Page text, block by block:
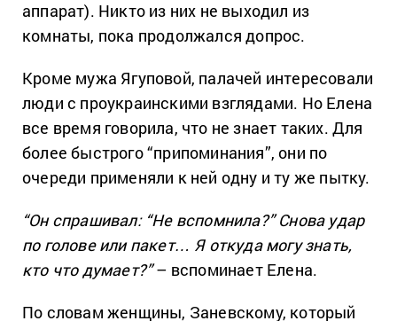
аппарат). Никто из них не выходил из
комнаты, пока продолжался допрос.
Кроме мужа Ягуповой, палачей интересовали
люди с проукраинскими взглядами. Но Елена
все время говорила, что не знает таких. Для
более быстрого “припоминания”, они по
очереди применяли к ней одну и ту же пытку.
“Он спрашивал: “Не вспомнила?” Снова удар
по голове или пакет… Я откуда могу знать,
кто что думает?”– вспоминает Елена.
По словам женщины, Заневскому, который